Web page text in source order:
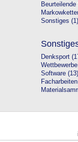
Sonstiges (1)
Denksport
Software (13)